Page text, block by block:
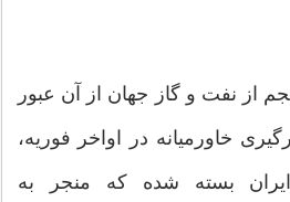
از نفت و گاز جهان از آن عبور
خاورمیانه در اواخر فوریه،
بسته شده که منجر به